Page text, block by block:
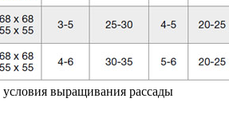
выращивания рассады